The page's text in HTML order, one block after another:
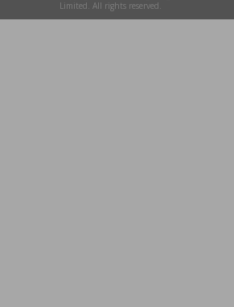
Limited. All rights reserved.